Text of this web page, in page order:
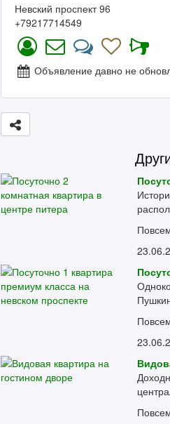
Невский проспект 96
+79217714549
Объявление давно не